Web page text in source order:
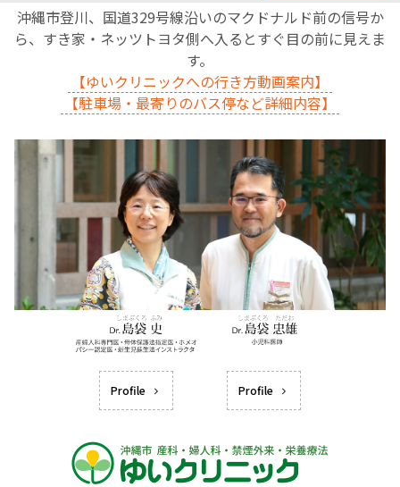
沖縄市登川、国道329号線沿いのマクドナルド前の信号か
ら、すき家・ネッツトヨタ側へ入るとすぐ目の前に見えま
す。
【ゆいクリニックへの行き方動画案内】
【駐車場・最寄りのバス停など詳細内容】
Profile Profile